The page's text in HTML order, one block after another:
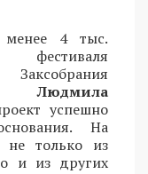
менее 4 тыс.
фестиваля
Заксобрания
Людмила
успешно
На
не только из
и из других